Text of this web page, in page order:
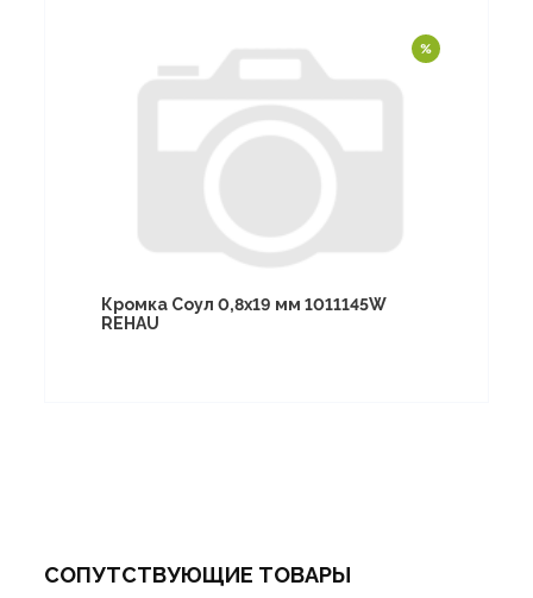
Кромка Соул 0,8х19 мм 1011145W
REHAU
СОПУТСТВУЮЩИЕ ТОВАРЫ